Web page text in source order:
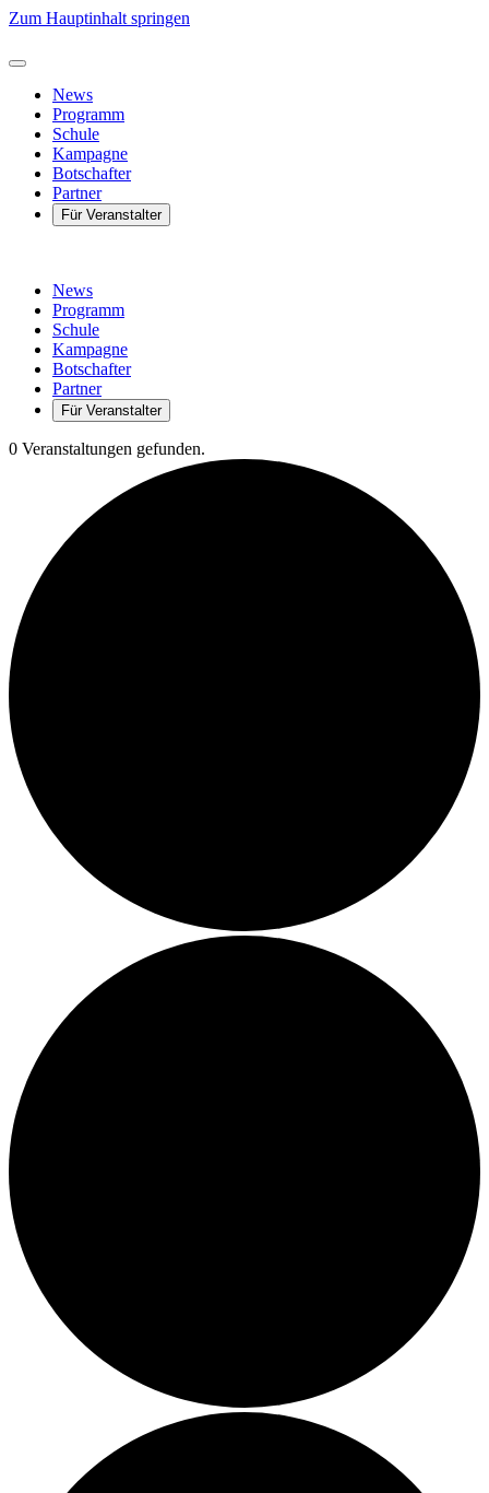
Zum Hauptinhalt springen
News
Programm
Schule
Kampagne
Botschafter
Partner
Für Veranstalter
News
Programm
Schule
Kampagne
Botschafter
Partner
Für Veranstalter
0 Veranstaltungen gefunden.